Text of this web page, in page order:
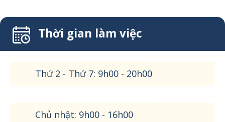
Thời gian làm việc
Thứ 2 - Thứ 7: 9h00 - 20h00
Chủ nhật: 9h00 - 16h00